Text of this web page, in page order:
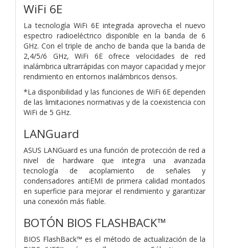
WiFi 6E
La tecnología WiFi 6E integrada aprovecha el nuevo
espectro radioeléctrico disponible en la banda de 6
GHz. Con el triple de ancho de banda que la banda de
2,4/5/6 GHz, WiFi 6E ofrece velocidades de red
inalámbrica ultrarrápidas con mayor capacidad y mejor
rendimiento en entornos inalámbricos densos.
*La disponibilidad y las funciones de WiFi 6E dependen
de las limitaciones normativas y de la coexistencia con
WiFi de 5 GHz.
LANGuard
ASUS LANGuard es una función de protección de red a
nivel de hardware que integra una avanzada
tecnología de acoplamiento de señales y
condensadores antiEMI de primera calidad montados
en superficie para mejorar el rendimiento y garantizar
una conexión más fiable.
BOTÓN BIOS FLASHBACK™
BIOS FlashBack™ es el método de actualización de la